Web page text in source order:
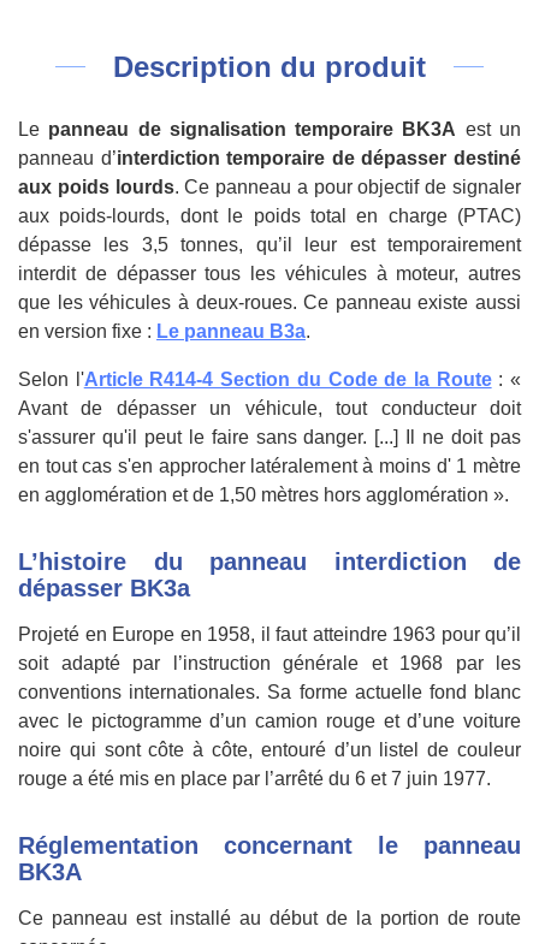
Description du produit
Le panneau de signalisation temporaire BK3A est un
panneau d’interdiction temporaire de dépasser destiné
aux poids lourds. Ce panneau a pour objectif de signaler
aux poids-lourds, dont le poids total en charge (PTAC)
dépasse les 3,5 tonnes, qu’il leur est temporairement
interdit de dépasser tous les véhicules à moteur, autres
que les véhicules à deux-roues. Ce panneau existe aussi
en version fixe : Le panneau B3a.
Selon l'Article R414-4 Section du Code de la Route: «
Avant de dépasser un véhicule, tout conducteur doit
s'assurer qu'il peut le faire sans danger. [...] Il ne doit pas
en tout cas s'en approcher latéralement à moins d' 1 mètre
en agglomération et de 1,50 mètres hors agglomération ».
L’histoire du panneau interdiction de
dépasser BK3a
Projeté en Europe en 1958, il faut atteindre 1963 pour qu’il
soit adapté par l’instruction générale et 1968 par les
conventions internationales. Sa forme actuelle fond blanc
avec le pictogramme d’un camion rouge et d’une voiture
noire qui sont côte à côte, entouré d’un listel de couleur
rouge a été mis en place par l’arrêté du 6 et 7 juin 1977.
Réglementation concernant le panneau
BK3A
Ce panneau est installé au début de la portion de route